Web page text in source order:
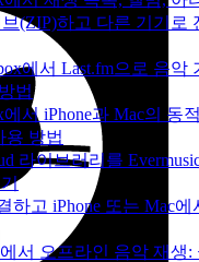
(ZIP)하고 다른 기기로
에서 Last.fm으로 음악
법
에서 iPhone과 Mac의 동
용 방법
라이브러리를
하고 iPhone 또는 Mac에
에서 오프라인 음악 재생: